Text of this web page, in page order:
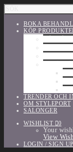
BOKA
KÖP
TRENDER OCH
OM STYLEPORT
SALONGER
WISHLIST
0
Your
View
LOGIN / SIGN UP